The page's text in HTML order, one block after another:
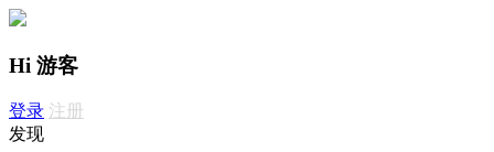
Hi 游客
登录 注册
发现